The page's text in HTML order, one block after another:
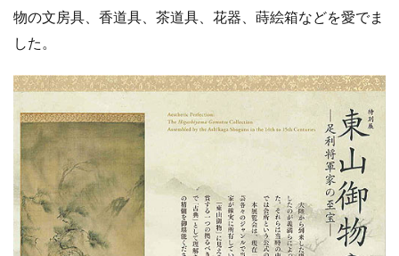
物の文房具、香道具、茶道具、花器、蒔絵箱などを愛でま
した。